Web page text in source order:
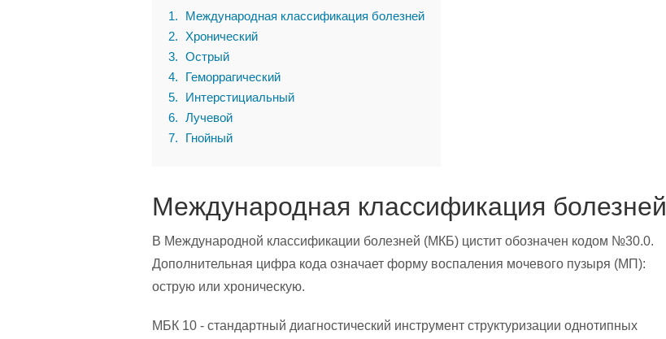
1
Международная классификация болезней
2
Хронический
3
Острый
4
Геморрагический
5
Интерстициальный
6
Лучевой
7
Гнойный
Международная классификация болезней
В Международной классификации болезней (МКБ) цистит обозначен кодом №30.0.
Дополнительная цифра кода означает форму воспаления мочевого пузыря (МП):
острую или хроническую.
МБК 10 - стандартный диагностический инструмент структуризации однотипных